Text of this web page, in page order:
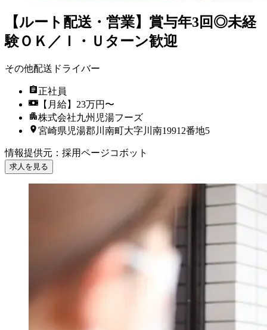
【ルート配送・営業】賞与年3回◎未経
験ＯＫ／Ｉ・Ｕターン歓迎
その他配送ドライバー
正社員
【月給】23万円〜
株式会社九州児湯フーズ
宮崎県児湯郡川南町大字川南19912番地5
情報提供元 ： 採用ページコボット
求人を見る